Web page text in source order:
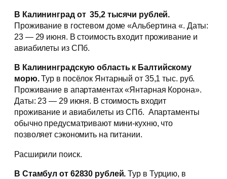
В Калининград от 35,2 тысячи рублей.
Проживание в гостевом доме «Альбертина «. Даты:
23 — 29 июня. В стоимость входит проживание и
авиабилеты из СПб.
В Калининградскую область к Балтийскому
морю.Тур в посёлок Янтарный от 35,1 тыс. руб.
Проживание в апартаментах «Янтарная Корона».
Даты: 23 — 29 июня. В стоимость входит
проживание и авиабилеты из СПб. Апартаменты
обычно предусматривают мини-кухню, что
позволяет сэкономить на питании.
Расширили поиск.
В Стамбул от 62830 рублей. Тур в Турцию, в